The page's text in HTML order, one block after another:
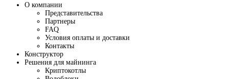
О компании
Представительства
Партнеры
FAQ
Условия оплаты и доставки
Контакты
Конструктор
Решения для майнинга
Криптокотлы